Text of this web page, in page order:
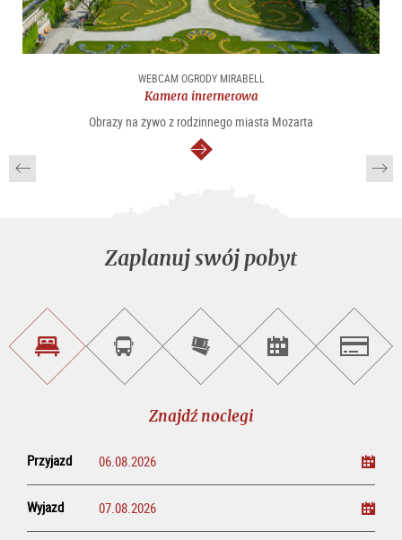
WEBCAM OGRODY MIRABELL
Kamera internetowa
Obrazy na żywo z rodzinnego miasta Mozarta
dalej
Zaplanuj swój pobyt
Znajdź
noclegi
Rezerwacja
wycieczek
Kup
bilety
on-
Szukaj
imprez
Znajdź noclegi
Przyjazd
Wyjazd